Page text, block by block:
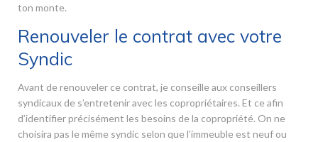
ton monte.
Renouveler le contrat avec votre
Syndic
Avant de renouveler ce contrat, je conseille aux conseillers
syndicaux de s’entretenir avec les copropriétaires. Et ce afin
d’identifier précisément les besoins de la copropriété. On ne
choisira pas le même syndic selon que l’immeuble est neuf ou